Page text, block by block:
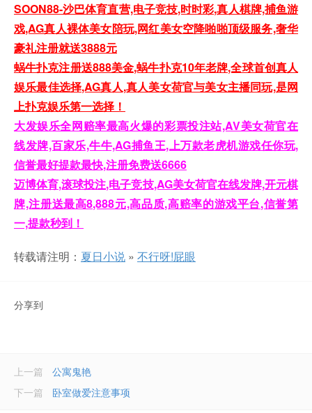
SOON88-沙巴体育直营,电子竞技,时时彩,真人棋牌,捕鱼游
戏,AG真人裸体美女陪玩,网红美女空降啪啪顶级服务,奢华
豪礼注册就送3888元
蜗牛扑克注册送888美金,蜗牛扑克10年老牌,全球首创真人
娱乐最佳选择,AG真人,真人美女荷官与美女主播同玩,是网
上扑克娱乐第一选择！
大发娱乐全网赔率最高火爆的彩票投注站,AV美女荷官在
线发牌,百家乐,牛牛,AG捕鱼王,上万款老虎机游戏任你玩,
信誉最好提款最快,注册免费送6666
迈博体育,滚球投注,电子竞技,AG美女荷官在线发牌,开元棋
牌,注册送最高8,888元,高品质,高赔率的游戏平台,信誉第
一,提款秒到！
转载请注明： 夏日小说 » 不行呀!屁眼
分享到
上一篇
公寓鬼艳
卧室做爱注意事项
下一篇